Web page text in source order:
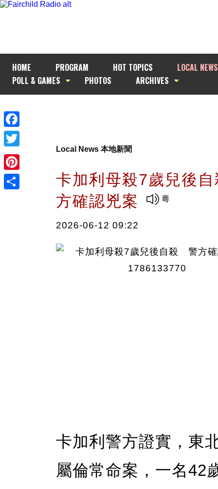
HOME PROGRAM HOT TOPICS
LOCAL NEWS
POLL & GAMES
PHOTOS ARCHIVES
Facebook
Twitter
Pinterest
Local News 本地新聞
卡加利母殺7歲兒後
方確認兇案
2026-06-12 09:22
卡加利警方證實，東
屬倫常命案，一名42